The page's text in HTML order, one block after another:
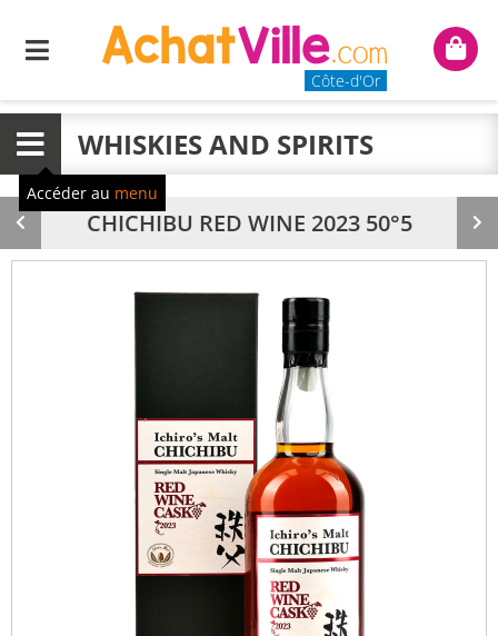
Menu
Côte-d'Or
Mon
Menu WHISKIES AND SPIRITS
Accéder au menu
Produit
précédent
CHICHIBU RED WINE 2023 50°5